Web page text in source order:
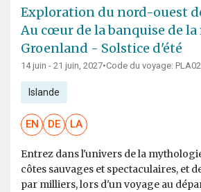
Exploration du nord-ouest
Au cœur de la banquise de la
Groenland - Solstice d'été
14 juin - 21 juin, 2027•Code du voyage:
Islande
EN DE LA
Entrez dans l'univers de la
côtes sauvages et spectaculaires, et
par milliers, lors d'un voyage au